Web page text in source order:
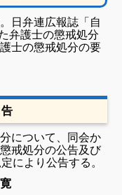
日弁連広報誌「自
弁護士の懲戒処分
士の懲戒処分の要
について、同会か
戒処分の公告及び
により公告する。